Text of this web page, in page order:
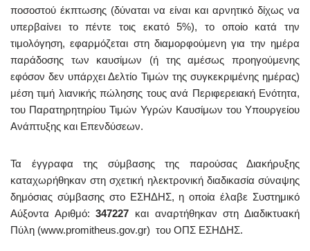
ποσοστού έκπτωσης (δύναται να είναι και αρνητικό δίχως να
υπερβαίνει το πέντε τοις εκατό 5%), το οποίο κατά την
τιμολόγηση, εφαρμόζεται στη διαμορφούμενη για την ημέρα
παράδοσης των καυσίμων (ή της αμέσως προηγούμενης
εφόσον δεν υπάρχει Δελτίο Τιμών της συγκεκριμένης ημέρας)
μέση τιμή λιανικής πώλησης τους ανά Περιφερειακή Ενότητα,
του Παρατηρητηρίου Τιμών Υγρών Καυσίμων του Υπουργείου
Ανάπτυξης και Επενδύσεων.
Τα έγγραφα της σύμβασης της παρούσας Διακήρυξης
καταχωρήθηκαν στη σχετική ηλεκτρονική διαδικασία σύναψης
δημόσιας σύμβασης στο ΕΣΗΔΗΣ, η οποία έλαβε Συστημικό
Αύξοντα Αριθμό:347227 και αναρτήθηκαν στη Διαδικτυακή
Πύλη (www.promitheus.gov.gr) του ΟΠΣ ΕΣΗΔΗΣ.